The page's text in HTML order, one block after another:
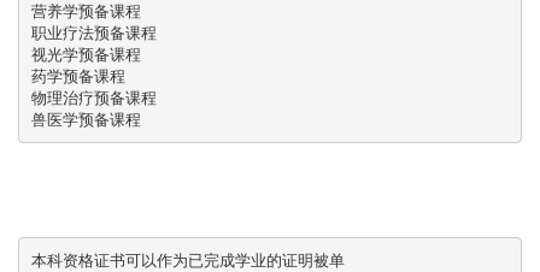
营养学预备课程
职业疗法预备课程
视光学预备课程
药学预备课程
物理治疗预备课程
兽医学预备课程
本科资格证书可以作为已完成学业的证明被单